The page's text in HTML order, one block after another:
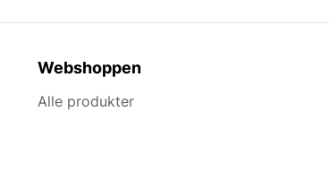
Webshoppen
Alle produkter